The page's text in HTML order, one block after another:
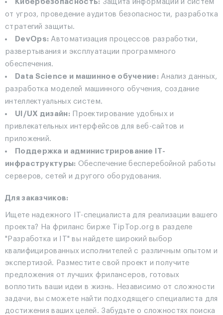
Кибербезопасность: Защита информации и систем
от угроз, проведение аудитов безопасности, разработка
стратегий защиты.
DevOps: Автоматизация процессов разработки,
развертывания и эксплуатации программного
обеспечения.
Data Science и машинное обучение: Анализ данных,
разработка моделей машинного обучения, создание
интеллектуальных систем.
UI/UX дизайн: Проектирование удобных и
привлекательных интерфейсов для веб-сайтов и
приложений.
Поддержка и администрирование IT-
инфраструктуры: Обеспечение бесперебойной работы
серверов, сетей и другого оборудования.
Для заказчиков:
Ищете надежного IT-специалиста для реализации вашего
проекта? На фриланс бирже TipTop.org в разделе
"Разработка и IT" вы найдете широкий выбор
квалифицированных исполнителей с различным опытом и
экспертизой. Разместите свой проект и получите
предложения от лучших фрилансеров, готовых
воплотить ваши идеи в жизнь. Независимо от сложности
задачи, вы сможете найти подходящего специалиста для
достижения ваших целей. Забудьте о сложностях поиска